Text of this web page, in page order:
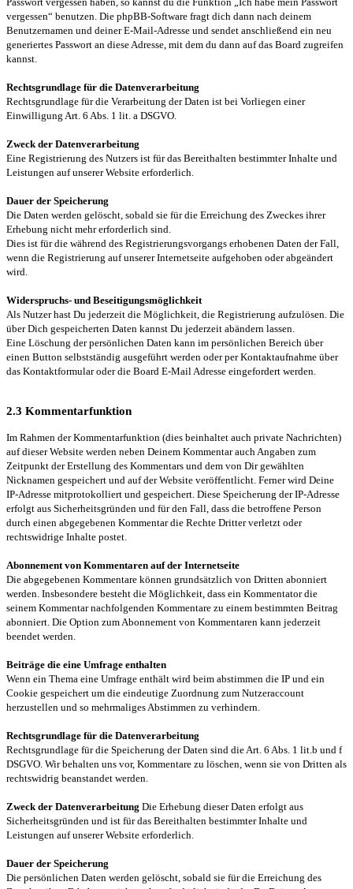
vergessen“ benutzen. Die phpBB-Software fragt dich dann nach deinem
Benutzernamen und deiner E-Mail-Adresse und sendet anschließend ein neu
generiertes Passwort an diese Adresse, mit dem du dann auf das Board zugreifen
kannst.
Rechtsgrundlage für die Datenverarbeitung
Rechtsgrundlage für die Verarbeitung der Daten ist bei Vorliegen einer
Einwilligung Art. 6 Abs. 1 lit. a DSGVO.
Zweck der Datenverarbeitung
Eine Registrierung des Nutzers ist für das Bereithalten bestimmter Inhalte und
Leistungen auf unserer Website erforderlich.
Dauer der Speicherung
Die Daten werden gelöscht, sobald sie für die Erreichung des Zweckes ihrer
Erhebung nicht mehr erforderlich sind.
Dies ist für die während des Registrierungsvorgangs erhobenen Daten der Fall,
wenn die Registrierung auf unserer Internetseite aufgehoben oder abgeändert
wird.
Widerspruchs- und Beseitigungsmöglichkeit
Als Nutzer hast Du jederzeit die Möglichkeit, die Registrierung aufzulösen. Die
über Dich gespeicherten Daten kannst Du jederzeit abändern lassen.
Eine Löschung der persönlichen Daten kann im persönlichen Bereich über
einen Button selbstständig ausgeführt werden oder per Kontaktaufnahme über
das Kontaktformular oder die Board E-Mail Adresse eingefordert werden.
2.3 Kommentarfunktion
Im Rahmen der Kommentarfunktion (dies beinhaltet auch private Nachrichten)
auf dieser Website werden neben Deinem Kommentar auch Angaben zum
Zeitpunkt der Erstellung des Kommentars und dem von Dir gewählten
Nicknamen gespeichert und auf der Website veröffentlicht. Ferner wird Deine
IP-Adresse mitprotokolliert und gespeichert. Diese Speicherung der IP-Adresse
erfolgt aus Sicherheitsgründen und für den Fall, dass die betroffene Person
durch einen abgegebenen Kommentar die Rechte Dritter verletzt oder
rechtswidrige Inhalte postet.
Abonnement von Kommentaren auf der Internetseite
Die abgegebenen Kommentare können grundsätzlich von Dritten abonniert
werden. Insbesondere besteht die Möglichkeit, dass ein Kommentator die
seinem Kommentar nachfolgenden Kommentare zu einem bestimmten Beitrag
abonniert. Die Option zum Abonnement von Kommentaren kann jederzeit
beendet werden.
Beiträge die eine Umfrage enthalten
Wenn ein Thema eine Umfrage enthält wird beim abstimmen die IP und ein
Cookie gespeichert um die eindeutige Zuordnung zum Nutzeraccount
herzustellen und so mehrmaliges Abstimmen zu verhindern.
Rechtsgrundlage für die Datenverarbeitung
Rechtsgrundlage für die Speicherung der Daten sind die Art. 6 Abs. 1 lit.b und f
DSGVO. Wir behalten uns vor, Kommentare zu löschen, wenn sie von Dritten als
rechtswidrig beanstandet werden.
Zweck der Datenverarbeitung Die Erhebung dieser Daten erfolgt aus
Sicherheitsgründen und ist für das Bereithalten bestimmter Inhalte und
Leistungen auf unserer Website erforderlich.
Dauer der Speicherung
Die persönlichen Daten werden gelöscht, sobald sie für die Erreichung des